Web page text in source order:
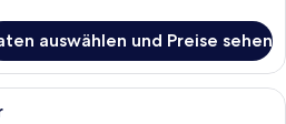
auswählen und Preise sehen
Ein Hotelzimmer mit zwei Betten,